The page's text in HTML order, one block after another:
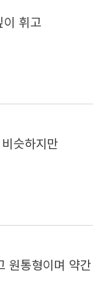
휘고
슷하지만
원통형이며 약간